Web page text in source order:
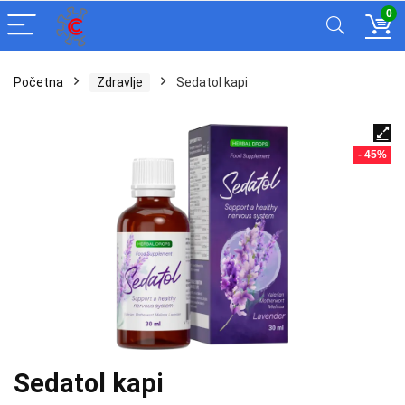
0
Početna Zdravlje Sedatol kapi
- 45%
Sedatol kapi